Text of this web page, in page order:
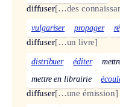
diffuser[…des
vulgariser propager
diffuser[…un livre]
distribuer éditer
mettre en librairie
diffuser[…une émission]